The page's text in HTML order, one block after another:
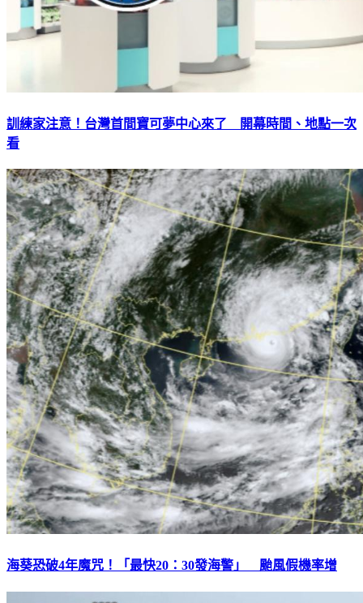
訓練家注意！台灣首間寶可夢中心來了 開幕時間、地點一次
看
海葵恐破4年魔咒！「最快20：30發海警」 颱風假機率增